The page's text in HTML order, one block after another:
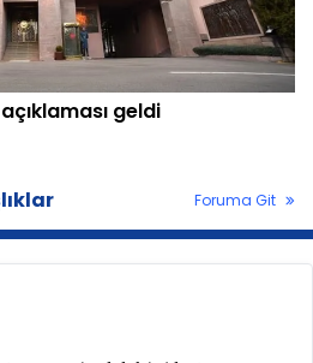
geldi
Foruma Git